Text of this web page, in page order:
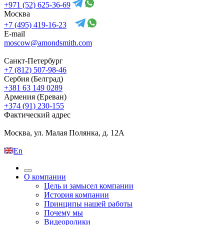
+971 (52) 625-36-69
Москва
+7 (495) 419-16-23
E-mail
moscow@amondsmith.com
Санкт-Петербург
+7 (812) 507-98-46
Сербия (Белград)
+381 63 149 0289
Армения (Ереван)
+374 (91) 230-155
Фактический адрес
Москва, ул. Малая Полянка, д. 12А
En
О компании
Цель и замысел компании
История компании
Принципы нашей работы
Почему мы
Видеоролики